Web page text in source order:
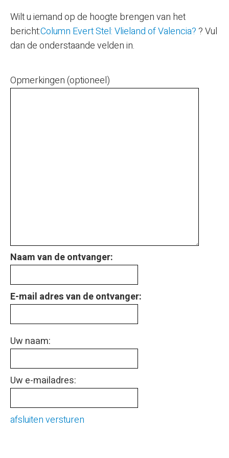
Wilt u iemand op de hoogte brengen van het
bericht:Column Evert Stel: Vlieland of Valencia? ? Vul
dan de onderstaande velden in.
Opmerkingen (optioneel)
Naam van de ontvanger:
E-mail adres van de ontvanger:
Uw naam:
Uw e-mailadres:
afsluitenversturen